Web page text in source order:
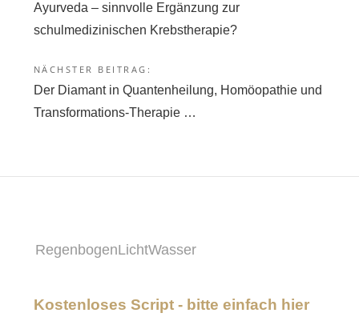
Ayurveda – sinnvolle Ergänzung zur
schulmedizinischen Krebstherapie?
NÄCHSTER BEITRAG:
Der Diamant in Quantenheilung, Homöopathie und
Transformations-Therapie …
RegenbogenLichtWasser
Kostenloses Script - bitte einfach hier